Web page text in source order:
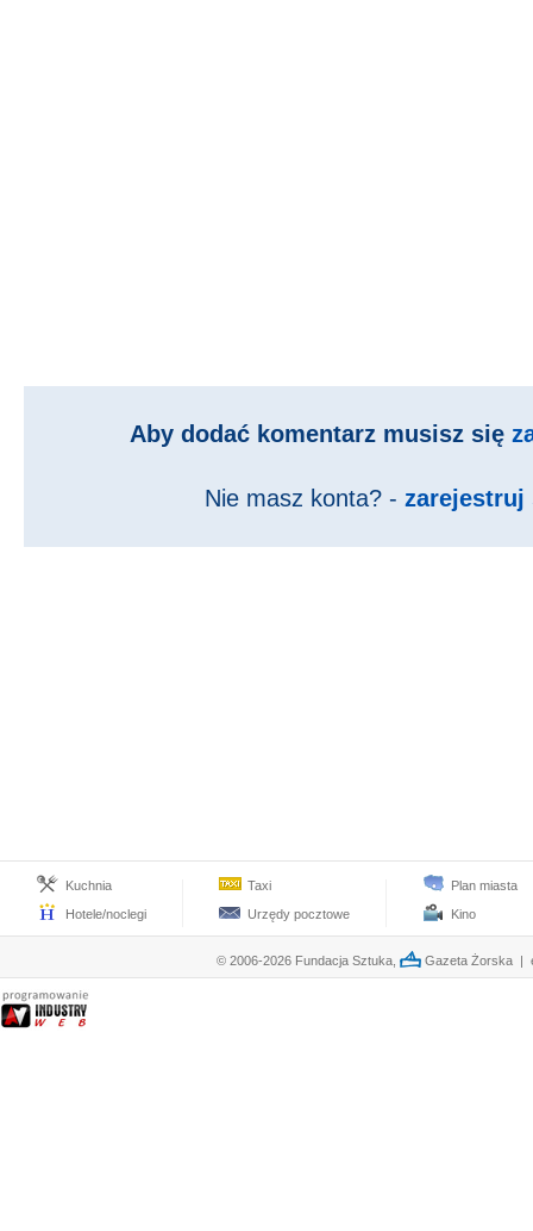
Aby dodać komentarz musisz się
Nie masz konta? - zarejestruj
Kuchnia
Hotele/noclegi
Taxi
Urzędy pocztowe
Plan miasta
Kino
© 2006-2026 Fundacja Sztuka, Gazeta Żorska |